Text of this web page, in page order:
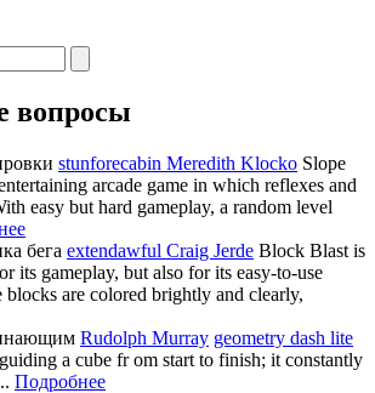
вопросы
stunforecabin Meredith Klocko Slope
arcade game in which reflexes and
easy but hard gameplay, a random level
бега extendawful Craig Jerde Block Blast is
its gameplay, but also for its easy-to-use
are colored brightly and clearly,
Rudolph Murray geometry dash lite
a cube fr om start to finish; it constantly
Подробнее